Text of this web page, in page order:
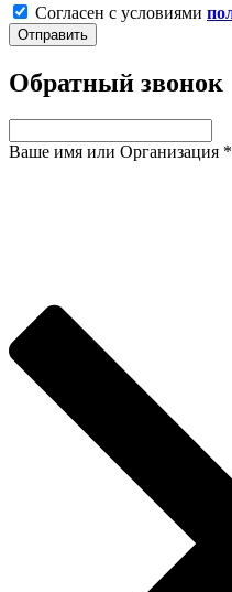
Согласен с условиями
Обратный звонок
Ваше имя или Организация *